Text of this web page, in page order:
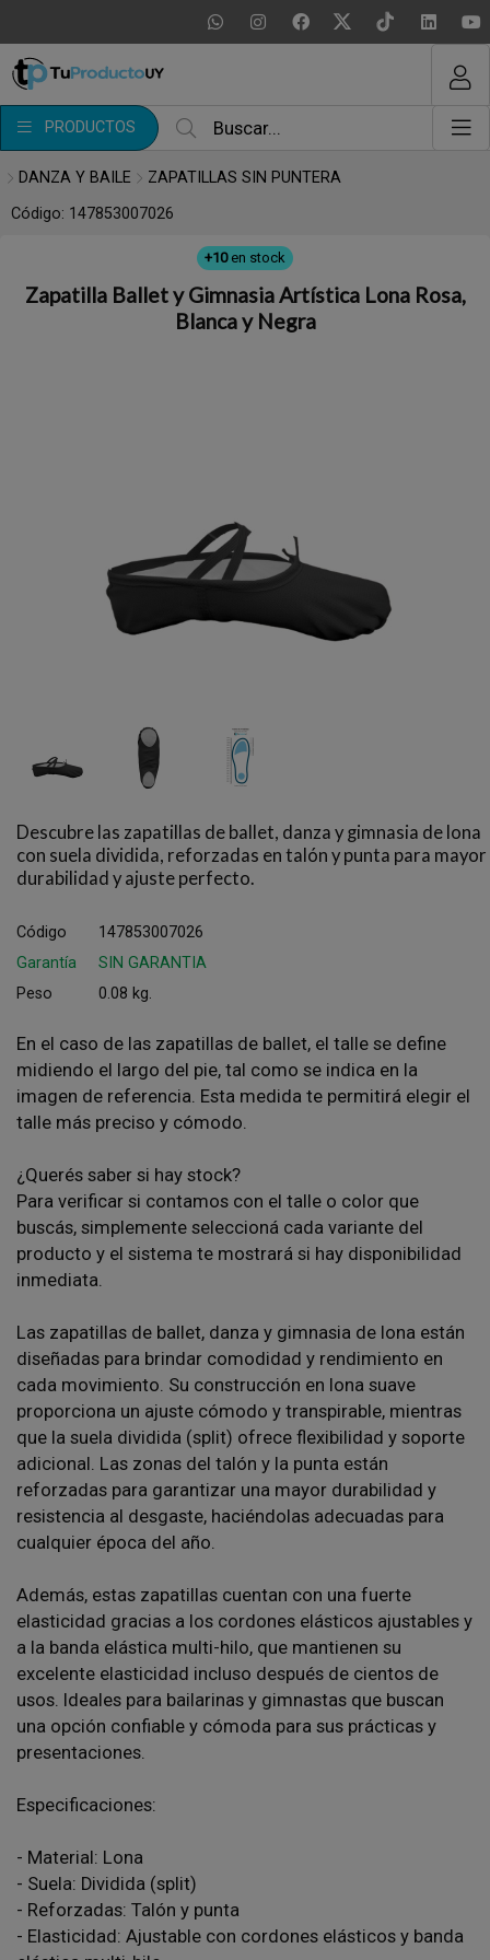
PRODUCTOS
MI COMPRA
DANZA Y BAILE
ZAPATILLAS SIN PUNTERA
Código: 147853007026
+10 en stock
Zapatilla Ballet y Gimnasia Artística Lona Rosa,
Blanca y Negra
Descubre las zapatillas de ballet, danza y gimnasia de lona
con suela dividida, reforzadas en talón y punta para mayor
durabilidad y ajuste perfecto.
Código
147853007026
Garantía
SIN GARANTIA
Peso
0.08 kg.
En el caso de las zapatillas de ballet, el talle se define
midiendo el largo del pie, tal como se indica en la
imagen de referencia. Esta medida te permitirá elegir el
talle más preciso y cómodo.
¿Querés saber si hay stock?
Para verificar si contamos con el talle o color que
buscás, simplemente seleccioná cada variante del
producto y el sistema te mostrará si hay disponibilidad
inmediata.
Las zapatillas de ballet, danza y gimnasia de lona están
diseñadas para brindar comodidad y rendimiento en
cada movimiento. Su construcción en lona suave
proporciona un ajuste cómodo y transpirable, mientras
que la suela dividida (split) ofrece flexibilidad y soporte
adicional. Las zonas del talón y la punta están
reforzadas para garantizar una mayor durabilidad y
resistencia al desgaste, haciéndolas adecuadas para
cualquier época del año.
Además, estas zapatillas cuentan con una fuerte
elasticidad gracias a los cordones elásticos ajustables y
a la banda elástica multi-hilo, que mantienen su
excelente elasticidad incluso después de cientos de
usos. Ideales para bailarinas y gimnastas que buscan
una opción confiable y cómoda para sus prácticas y
presentaciones.
Especificaciones:
- Material: Lona
- Suela: Dividida (split)
- Reforzadas: Talón y punta
- Elasticidad: Ajustable con cordones elásticos y banda